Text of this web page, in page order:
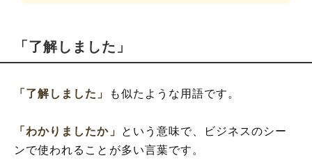
「了解しました」
「了解しました」 も似たような用語です。
「わかりましたか」
という意味で、ビジネスのシー
ンで使われることが多い言葉です。